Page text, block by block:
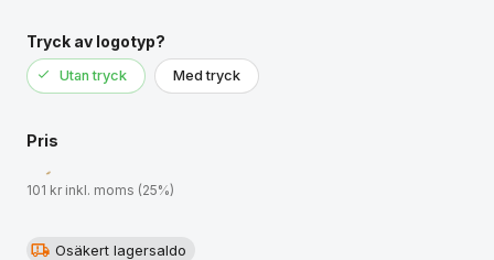
Tryck av logotyp?
Utan tryck Med tryck
Pris
101 kr inkl. moms (25%)
Osäkert lagersaldo